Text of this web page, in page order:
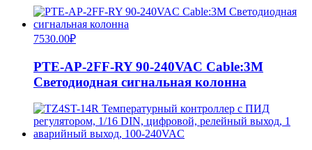
7530.00₽
PTE-AP-2FF-RY 90-240VAC Cable:3M
Светодиодная сигнальная колонна